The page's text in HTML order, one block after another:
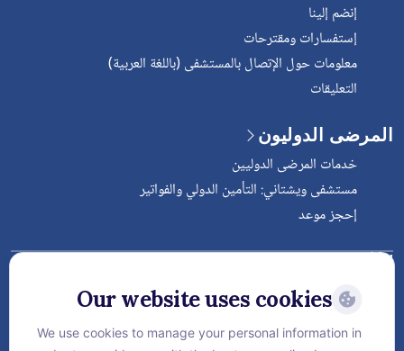
إنضم إلينا
إستفسارات ومقترحات
معلومات حول الإتصال بالمستشفى (باللغة العربية)
التعليقات
المرضى الدوليون
خدمات المرضى الدوليين
مستشفى ويشتاني: التأمين الدولي والفواتير
إحجز موعد
Follow Vejthani International
Hospital
Our website uses cookies
We use cookies to manage your personal information in